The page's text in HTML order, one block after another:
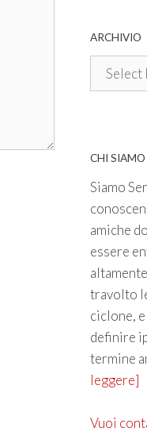
ARCHIVIO
Archivio
CHI SIAMO
Siamo
amiche
essere
travolto
ciclone,
definire
termine
leggere]
Vuoi